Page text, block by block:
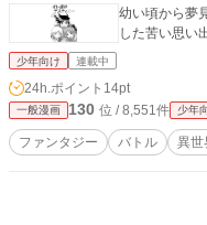
幼い頃から夢
した苦い思い
少年向け 連載中
24h.ポイント 14pt
一般漫画 130 位 / 8,551件 少年
ファンタジー バトル 異世